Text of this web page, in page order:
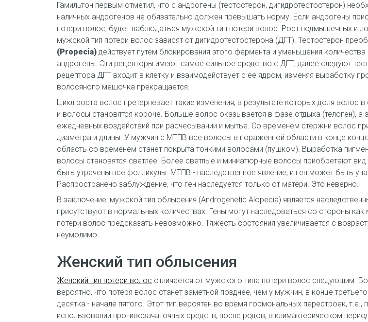
Гамильтон первым отметил, что с андрогены (тестостерон, дигидротестостерон)
наличных андрогенов не обязательно должен превышать норму. Если андрогены
потери волос, будет наблюдаться мужской тип потери волос. Рост подмышечных и
мужской тип потери волос зависят от дигидротестостерона (ДГТ). Тестостерон
(Propecia) действует путем блокирования этого фермента и уменьшения
андрогены. Эти рецепторы имеют самое сильное сродство с ДГТ, далее следуют
рецептора ДГТ входит в клетку и взаимодействует с ее ядром, изменяя выработку
волосяного мешочка прекращается.
Цикл роста волос претерпевает такие изменения, в результате которых доля
и волосы становятся короче. Больше волос оказывается в фазе отдыха (телоген),
ежедневных воздействий при расчесывании и мытье. Со временем стержни волос
диаметра и длины. У мужчин с МТПВ все волосы в пораженной области в конце
область со временем станет покрыта тонкими волосами (пушком). Выработка
волосы становятся светлее. Более светлые и миниатюрные волосы приобретают
быть утрачены все фолликулы. МТПВ - наследственное явление, и ген может быть
Распространено заблуждение, что ген наследуется только от матери. Это неверно.
В заключение, мужской тип облысения (Androgenetic Alopecia) является
присутствуют в нормальных количествах. Гены могут наследоваться со стороны как
потери волос предсказать невозможно. Тяжесть состояния увеличивается с
неумолимо.
Женский тип облысения
Женский тип потери волос отличается от мужского типа потери волос следующим.
вероятно, что потеря волос станет заметной позднее, чем у мужчин, в конце третьего
десятка - начале пятого. Этот тип вероятен во время гормональных перестроек, т.е.,
использовании противозачаточных средств, после родов, в климактерическом